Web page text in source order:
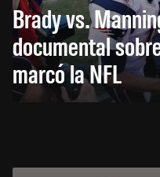
Brady vs.
documental
marcó la NFL